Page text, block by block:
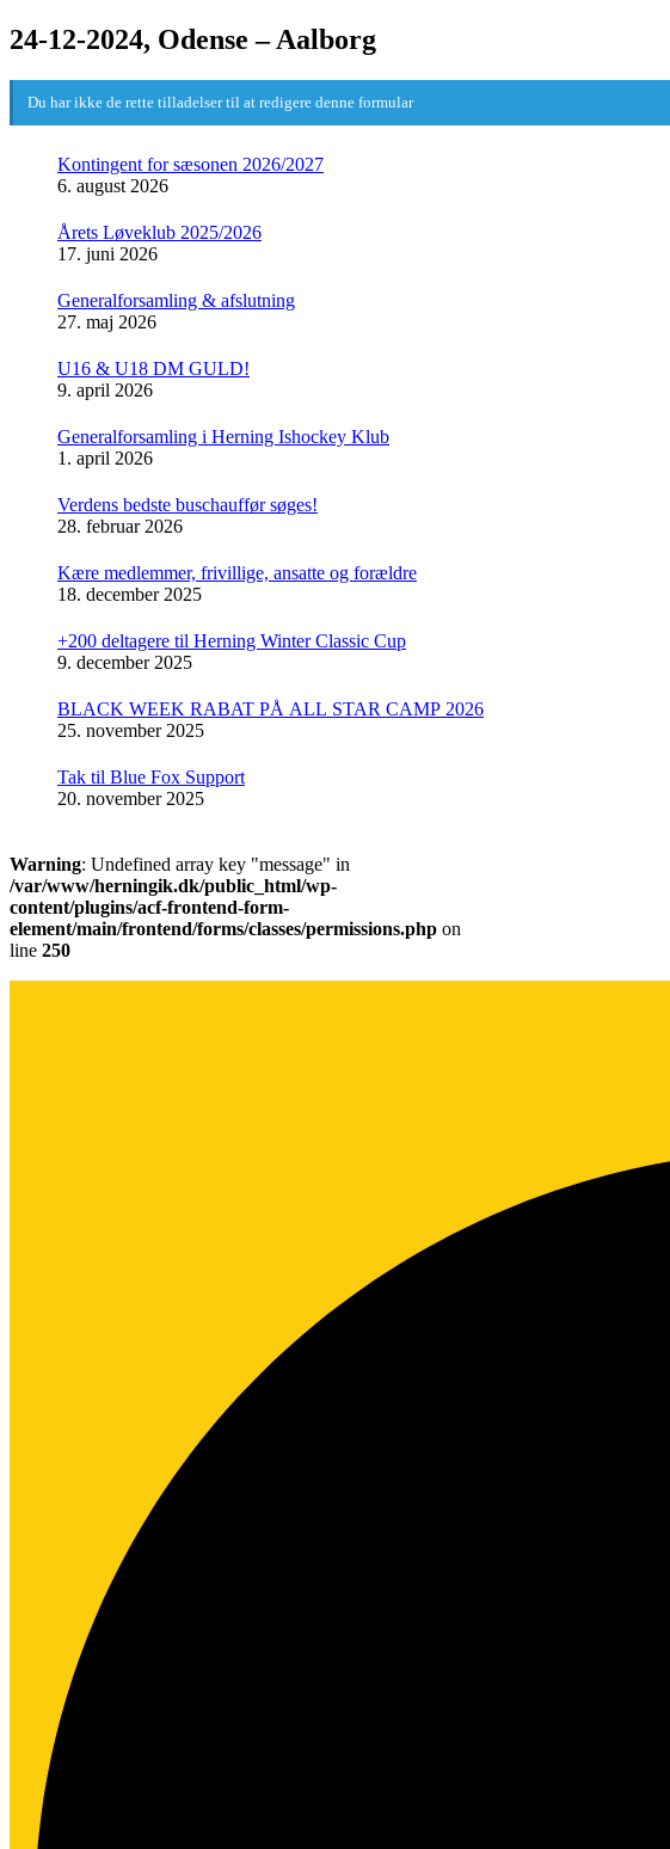
24-12-2024, Odense – Aalborg
Du har ikke de rette tilladelser til at redigere denne formular
Kontingent for sæsonen 2026/2027
6. august 2026
Årets Løveklub 2025/2026
17. juni 2026
Generalforsamling & afslutning
27. maj 2026
U16 & U18 DM GULD!
9. april 2026
Generalforsamling i Herning Ishockey Klub
1. april 2026
Verdens bedste buschauffør søges!
28. februar 2026
Kære medlemmer, frivillige, ansatte og forældre
18. december 2025
+200 deltagere til Herning Winter Classic Cup
9. december 2025
BLACK WEEK RABAT PÅ ALL STAR CAMP 2026
25. november 2025
Tak til Blue Fox Support
20. november 2025
Warning: Undefined array key "message" in
/var/www/herningik.dk/public_html/wp-
content/plugins/acf-frontend-form-
element/main/frontend/forms/classes/permissions.php on
line 250